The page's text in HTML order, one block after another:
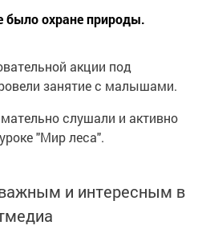
было охране природы.
акции под
занятие с малышами.
слушали и активно
"Мир леса".
и интересным в